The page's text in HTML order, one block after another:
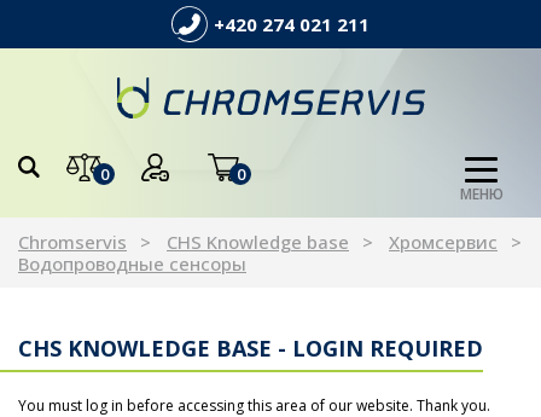
+420 274 021 211
0 0
МЕНЮ
Chromservis CHS Knowledge base
Хромсервис
Водопроводные сенсоры
CHS KNOWLEDGE BASE - LOGIN REQUIRED
You must log in before accessing this area of our website. Thank you.